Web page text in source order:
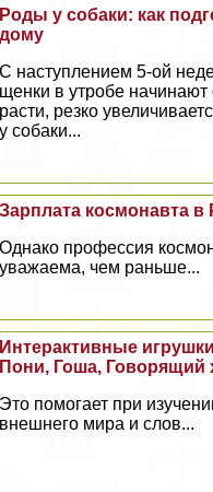
Роды у собаки: как
дому
С наступлением 5-ой
щенки в утробе начинают
расти, резко
у собаки...
Зарплата космонавта в
Однако профессия
уважаема, чем раньше...
Интеpaктивные
Пони, Гоша, Говорящий
Это помогает при
внешнего мира и слов...